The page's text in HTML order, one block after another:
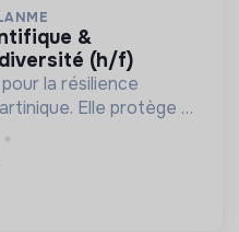
(h/f)
la résilience
Elle protège et
et côtiers,
les citoyens pour un